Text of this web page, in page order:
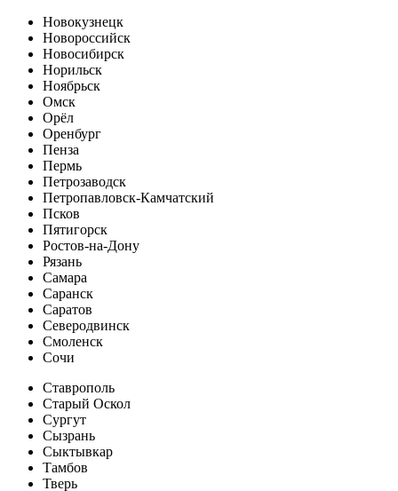
Новокузнецк
Новороссийск
Новосибирск
Норильск
Ноябрьск
Омск
Орёл
Оренбург
Пенза
Пермь
Петрозаводск
Петропавловск-Камчатский
Псков
Пятигорск
Ростов-на-Дону
Рязань
Самара
Саранск
Саратов
Северодвинск
Смоленск
Сочи
Ставрополь
Старый Оскол
Сургут
Сызрань
Сыктывкар
Тамбов
Тверь